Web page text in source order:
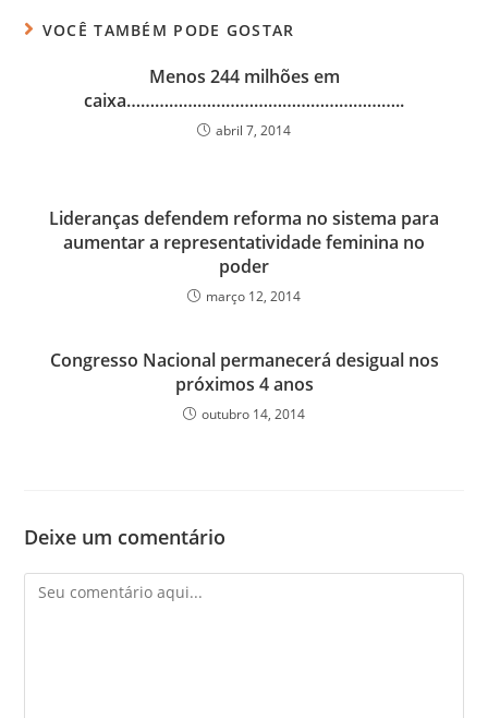
VOCÊ TAMBÉM PODE GOSTAR
Menos 244 milhões em
caixa…………………………………………………..
abril 7, 2014
Lideranças defendem reforma no sistema para
aumentar a representatividade feminina no
poder
março 12, 2014
Congresso Nacional permanecerá desigual nos
próximos 4 anos
outubro 14, 2014
Deixe um comentário